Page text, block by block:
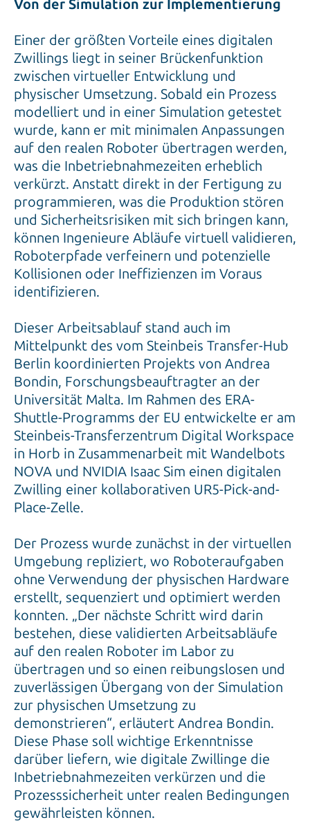
Von der Simulation zur Implementierung
Einer der größten Vorteile eines digitalen
Zwillings liegt in seiner Brückenfunktion
zwischen virtueller Entwicklung und
physischer Umsetzung. Sobald ein Prozess
modelliert und in einer Simulation getestet
wurde, kann er mit minimalen Anpassungen
auf den realen Roboter übertragen werden,
was die Inbetriebnahmezeiten erheblich
verkürzt. Anstatt direkt in der Fertigung zu
programmieren, was die Produktion stören
und Sicherheitsrisiken mit sich bringen kann,
können Ingenieure Abläufe virtuell validieren,
Roboterpfade verfeinern und potenzielle
Kollisionen oder Ineffizienzen im Voraus
identifizieren.
Dieser Arbeitsablauf stand auch im
Mittelpunkt des vom Steinbeis Transfer-Hub
Berlin koordinierten Projekts von Andrea
Bondin, Forschungsbeauftragter an der
Universität Malta. Im Rahmen des ERA-
Shuttle-Programms der EU entwickelte er am
Steinbeis-Transferzentrum Digital Workspace
in Horb in Zusammenarbeit mit Wandelbots
NOVA und NVIDIA Isaac Sim einen digitalen
Zwilling einer kollaborativen UR5-Pick-and-
Place-Zelle.
Der Prozess wurde zunächst in der virtuellen
Umgebung repliziert, wo Roboteraufgaben
ohne Verwendung der physischen Hardware
erstellt, sequenziert und optimiert werden
konnten. „Der nächste Schritt wird darin
bestehen, diese validierten Arbeitsabläufe
auf den realen Roboter im Labor zu
übertragen und so einen reibungslosen und
zuverlässigen Übergang von der Simulation
zur physischen Umsetzung zu
demonstrieren“, erläutert Andrea Bondin.
Diese Phase soll wichtige Erkenntnisse
darüber liefern, wie digitale Zwillinge die
Inbetriebnahmezeiten verkürzen und die
Prozesssicherheit unter realen Bedingungen
gewährleisten können.